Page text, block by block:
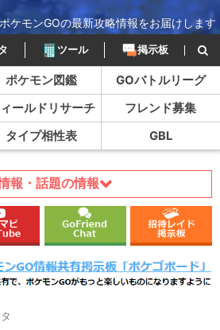
ポケモンGOの最新攻略情報をお届けします
ツール 掲示板
ポケモン図鑑
GOバトルリーグ
ールドリサーチ
フレンド募集
タイプ相性表 GBL
報・話題の情報